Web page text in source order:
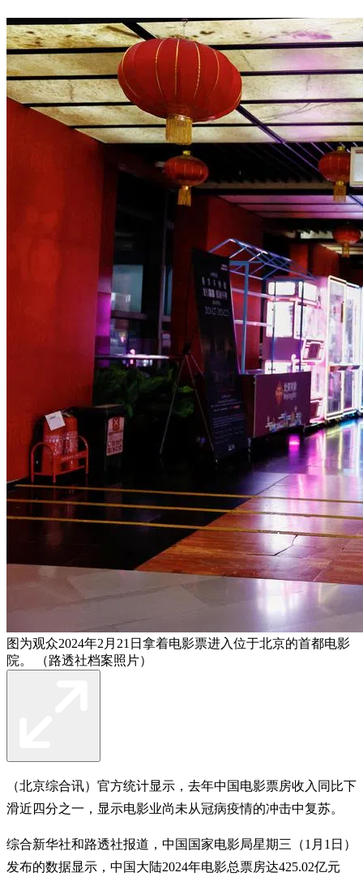
图为观众2024年2月21日拿着电影票进入位于北京的首都电影
院。 （路透社档案照片）
（北京综合讯）官方统计显示，去年中国电影票房收入同比下
滑近四分之一，显示电影业尚未从冠病疫情的冲击中复苏。
综合新华社和路透社报道，中国国家电影局星期三（1月1日）
发布的数据显示，中国大陆2024年电影总票房达425.02亿元